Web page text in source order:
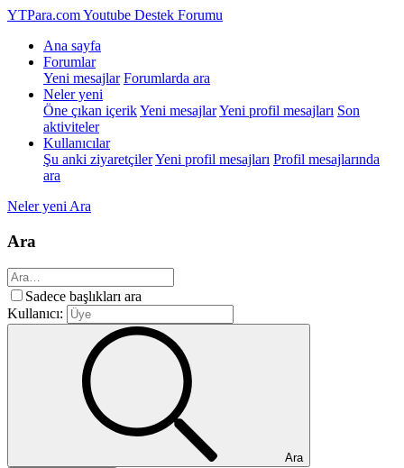
YTPara.comYoutube Destek Forumu
Ana sayfa
Forumlar
Yeni mesajlar Forumlarda ara
Neler yeni
Öne çıkan içerikYeni mesajlarYeni profil mesajları Son
aktiviteler
Kullanıcılar
Şu anki ziyaretçilerYeni profil mesajları Profil mesajlarında
ara
Neler yeni Ara
Ara
Sadece başlıkları ara
Kullanıcı:
Ara